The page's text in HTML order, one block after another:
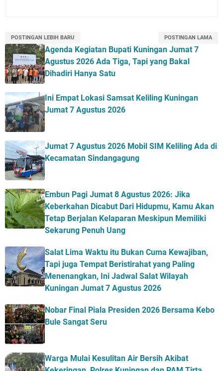
POSTINGAN LEBIH BARU POSTINGAN LAMA
Agenda Kegiatan Bupati Kuningan Jumat 7
Agustus 2026 Ada Tiga, Tapi yang Bakal
Dihadiri Hanya Satu
Ini Empat Lokasi Samsat Keliling Kuningan
Jumat 7 Agustus 2026
Jumat 7 Agustus 2026 Mobil SIM Keliling Ada di
Kecamatan Sindangagung
Embun Pagi Jumat 8 Agustus 2026: Jika
Keberkahan Dicabut Dari Hidupmu, Kamu Akan
Tetap Berjalan Kelaparan Meskipun Memiliki
Sekarung Penuh Uang
Salat Lima Waktu itu Bukan Cuma Kewajiban,
Tapi juga Tempat Beristirahat yang Paling
Menenangkan, Ini Jadwal Salat Wilayah
Kuningan Jumat 7 Agustus 2026
Nobar Final Piala Presiden 2026 Bersama Kebo
Bule Sangat Seru
Warga Mulai Kesulitan Air Bersih Akibat